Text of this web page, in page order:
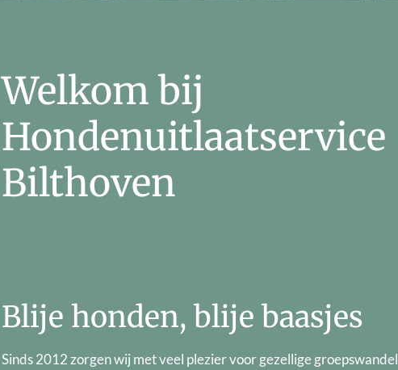
Welkom bij
Hondenuitlaatservice
Bilthoven
Blije honden, blije baasjes
Sinds 2012 zorgen wij met veel plezier voor gezellige